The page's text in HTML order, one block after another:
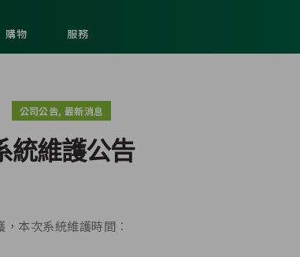
購物 服務
公司公告, 最新消息
統維護公告
本次系統維護時間：